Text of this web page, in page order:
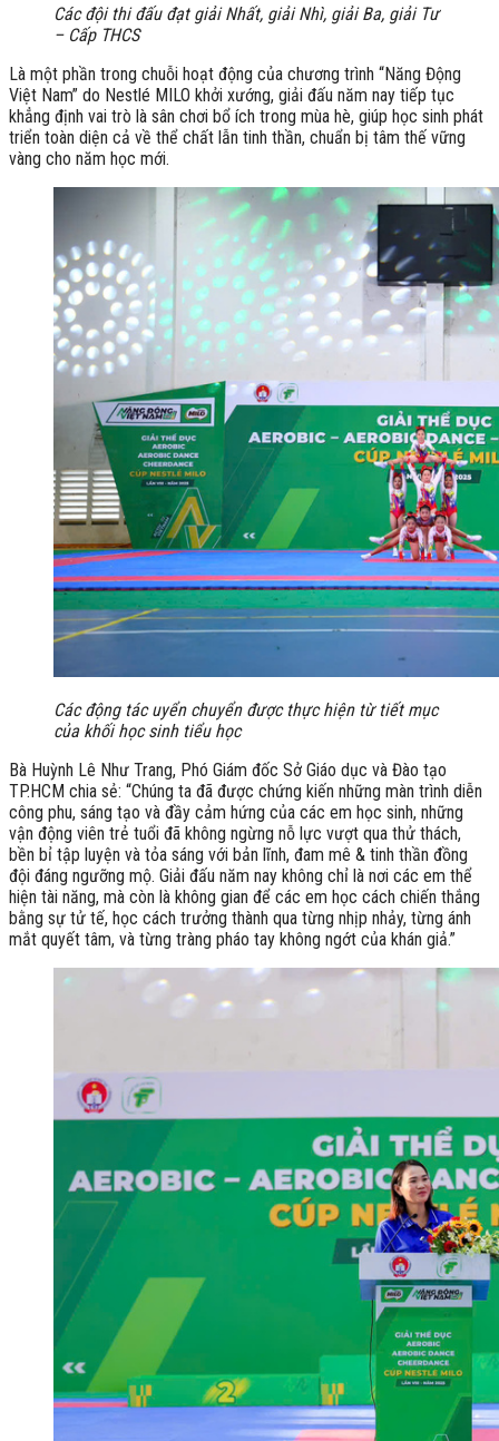
Các đội thi đấu đạt giải Nhất, giải Nhì, giải Ba, giải Tư
– Cấp THCS
Là một phần trong chuỗi hoạt động của chương trình “Năng Động
Việt Nam” do Nestlé MILO khởi xướng, giải đấu năm nay tiếp tục
khẳng định vai trò là sân chơi bổ ích trong mùa hè, giúp học sinh phát
triển toàn diện cả về thể chất lẫn tinh thần, chuẩn bị tâm thế vững
vàng cho năm học mới.
Các động tác uyển chuyển được thực hiện từ tiết mục
của khối học sinh tiểu học
Bà Huỳnh Lê Như Trang, Phó Giám đốc Sở Giáo dục và Đào tạo
TP.HCM chia sẻ: “Chúng ta đã được chứng kiến những màn trình diễn
công phu, sáng tạo và đầy cảm hứng của các em học sinh, những
vận động viên trẻ tuổi đã không ngừng nỗ lực vượt qua thử thách,
bền bỉ tập luyện và tỏa sáng với bản lĩnh, đam mê & tinh thần đồng
đội đáng ngưỡng mộ. Giải đấu năm nay không chỉ là nơi các em thể
hiện tài năng, mà còn là không gian để các em học cách chiến thắng
bằng sự tử tế, học cách trưởng thành qua từng nhịp nhảy, từng ánh
mắt quyết tâm, và từng tràng pháo tay không ngớt của khán giả.”